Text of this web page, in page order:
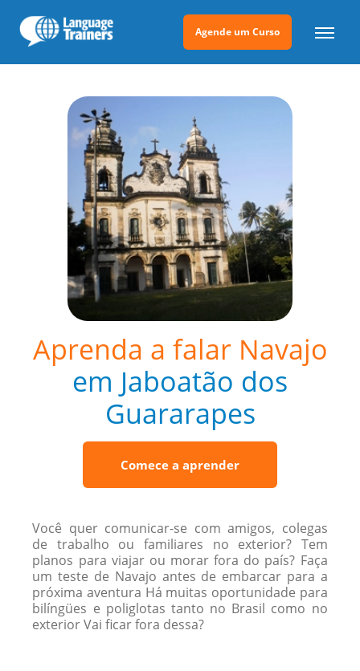
Agende um Curso
Aprenda a falar Navajo
em Jaboatão dos
Guararapes
Comece a aprender
Você quer comunicar-se com amigos, colegas
de trabalho ou familiares no exterior? Tem
planos para viajar ou morar fora do país? Faça
um teste de Navajo antes de embarcar para a
próxima aventura Há muitas oportunidade para
bilíngües e poliglotas tanto no Brasil como no
exterior Vai ficar fora dessa?